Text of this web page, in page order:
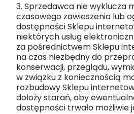
3. Sprzedawca nie wyklucza
czasowego zawieszenia lub
dostępności Sklepu
niektórych usług
za pośrednictwem Sklepu
na czas niezbędny do
konserwacji, przeglądu,
w związku z koniecznością
rozbudowy Sklepu
dołoży starań, aby
dostępności trwało możliwie